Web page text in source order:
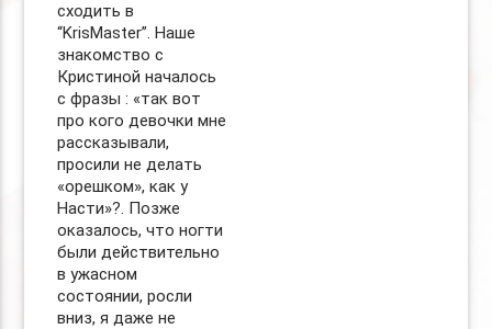
сходить в
“KrisMaster”. Наше
знакомство с
Кристиной началось
с фразы : «так вот
про кого девочки мне
рассказывали,
просили не делать
«орешком», как у
Насти»?. Позже
оказалось, что ногти
были действительно
в ужасном
состоянии, росли
вниз, я даже не